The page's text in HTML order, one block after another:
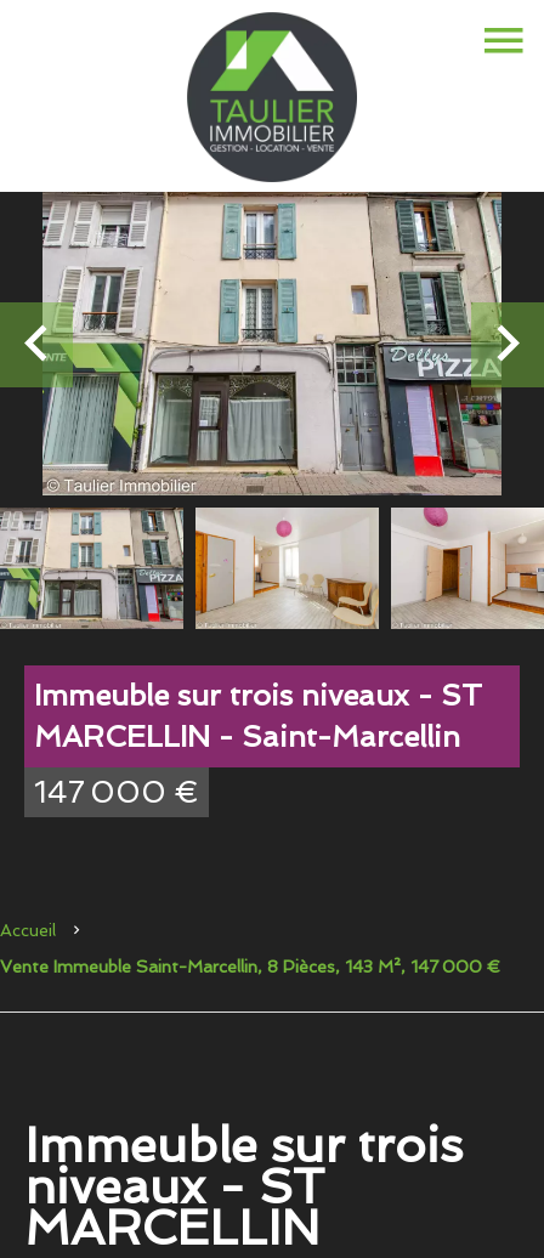
Immeuble sur trois niveaux - ST
MARCELLIN - Saint-Marcellin
147 000 €
Accueil
Vente Immeuble Saint-Marcellin, 8 Pièces, 143 M², 147 000 €
Immeuble sur trois
niveaux - ST
MARCELLIN